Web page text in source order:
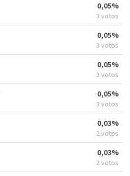
0,05%
3 votos
0,05%
3 votos
0,05%
3 votos
0,05%
3 votos
0,03%
2 votos
0,03%
2 votos